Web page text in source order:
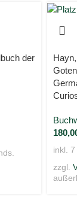
der
inkl. 7
zzgl.